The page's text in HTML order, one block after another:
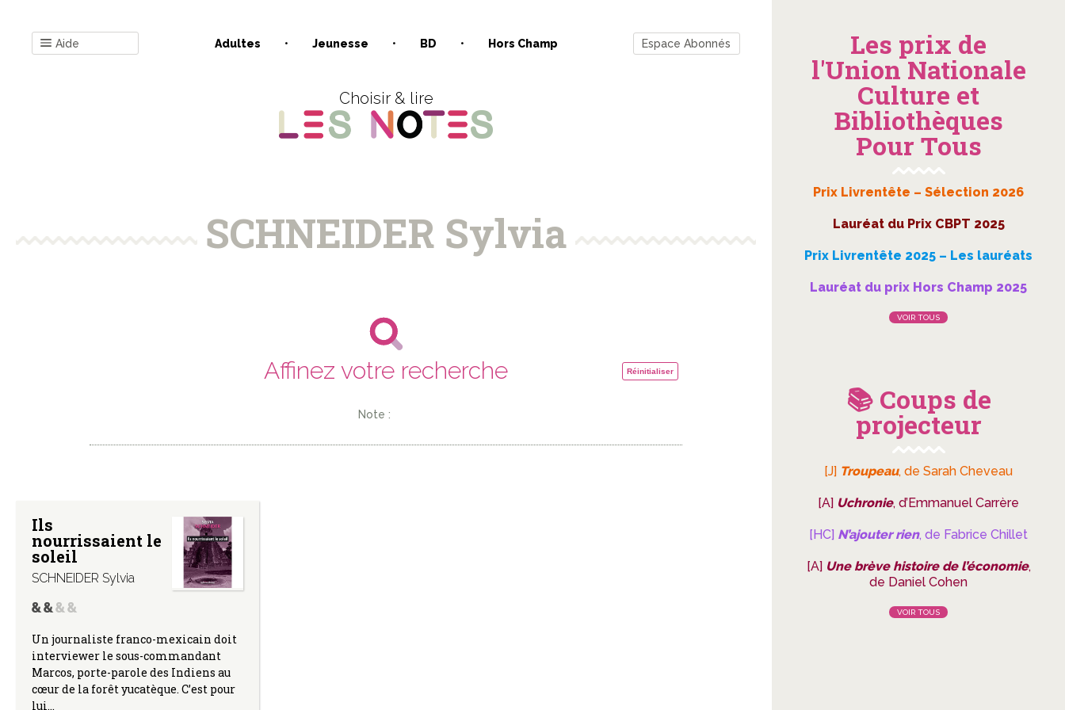
Aide Adultes Jeunesse BD Hors Champ Espace Abonnés
Choisir & lire
SCHNEIDER Sylvia
Affinez votre recherche
Note :
Réinitialiser
Ils
nourrissaient le
soleil
SCHNEIDER Sylvia
Un journaliste franco-mexicain doit
interviewer le sous-commandant
Marcos, porte-parole des Indiens au
cœur de la forêt yucatèque. C’est pour
lui…
Les prix de
l'Union Nationale
Culture et
Bibliothèques
Pour Tous
Prix Livrentête – Sélection 2026
Lauréat du Prix CBPT 2025
Prix Livrentête 2025 – Les lauréats
Lauréat du prix Hors Champ 2025
VOIR TOUS
📚 Coups de
projecteur
[J] Troupeau, de Sarah Cheveau
[A] Uchronie, d’Emmanuel Carrère
[HC] N’ajouter rien, de Fabrice Chillet
[A] Une brève histoire de l’économie,
de Daniel Cohen
VOIR TOUS